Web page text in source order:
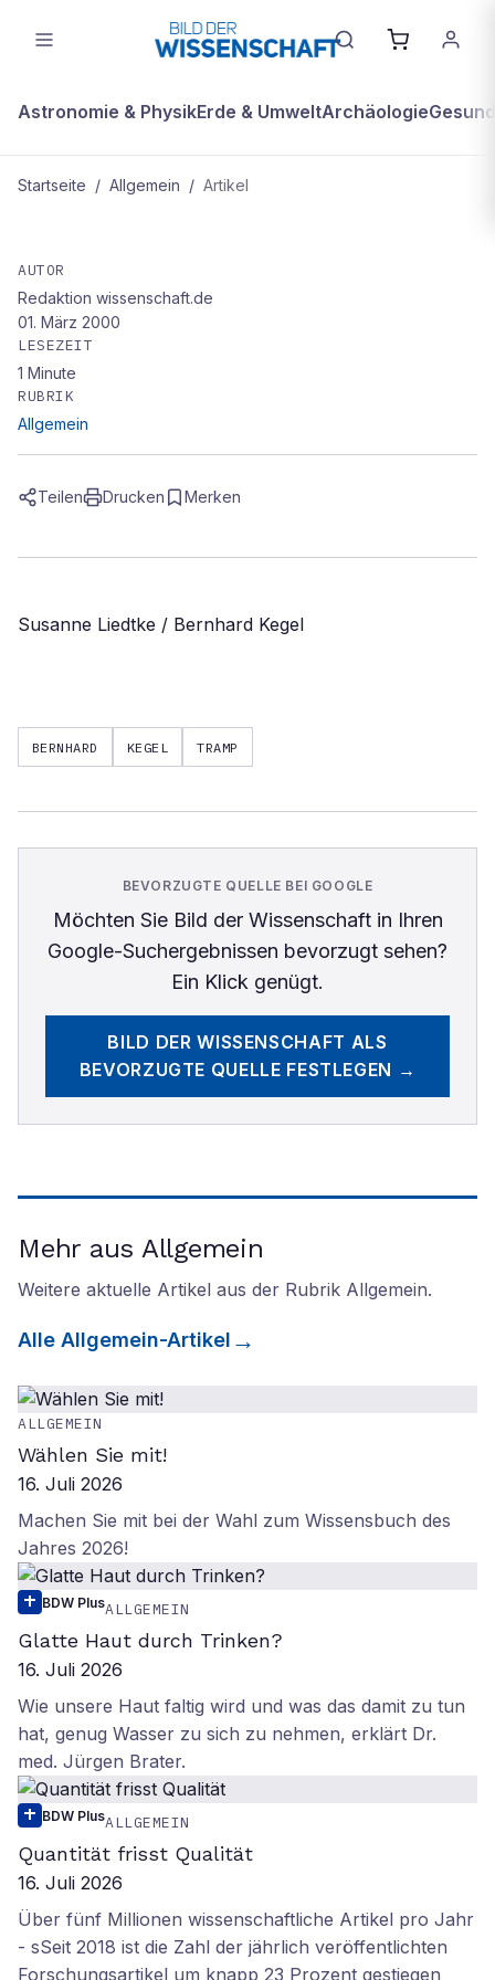
Astronomie & PhysikErde & UmweltArchäologie
Startseite / Allgemein / Artikel
Warnung vor der Invasion: „Die
Ameise als Tramp" von Bernhard
Kegel
AUTOR
Redaktion wissenschaft.de
01. März 2000
LESEZEIT
1 Minute
RUBRIK
Allgemein
Teilen Drucken Merken
Susanne Liedtke / Bernhard Kegel
BERNHARD KEGEL TRAMP
BEVORZUGTE QUELLE BEI GOOGLE
Möchten Sie Bild der Wissenschaftin Ihren
Google-Suchergebnissen bevorzugt sehen?
Ein Klick genügt.
BILD DER WISSENSCHAFT ALS
BEVORZUGTE QUELLE FESTLEGEN →
Mehr aus Allgemein
Weitere aktuelle Artikel aus der Rubrik Allgemein.
Alle Allgemein-Artikel
ALLGEMEIN
Wählen Sie mit!
16. Juli 2026
Machen Sie mit bei der Wahl zum Wissensbuch des
Jahres 2026!
BDW PlusALLGEMEIN
Glatte Haut durch Trinken?
16. Juli 2026
Wie unsere Haut faltig wird und was das damit zu tun
hat, genug Wasser zu sich zu nehmen, erklärt Dr.
med. Jürgen Brater.
BDW PlusALLGEMEIN
Quantität frisst Qualität
16. Juli 2026
Über fünf Millionen wissenschaftliche Artikel pro Jahr
- sSeit 2018 ist die Zahl der jährlich veröffentlichten
Forschungsartikel um knapp 23 Prozent gestiegen